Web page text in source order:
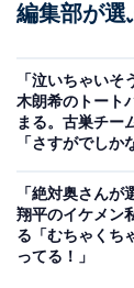
編集部が選
「泣いちゃい
木朗希のトート
まる。古巣チー
「さすがでしか
「絶対奥さんが
翔平のイケメン
る「むちゃくち
ってる！」